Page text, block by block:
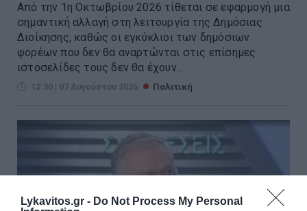
Lykavitos.gr - Do Not Process My Personal
Από την 1η Οκτωβρίου 2026 τίθεται σε εφαρμογή μια
σημαντική αλλαγή στη λειτουργία της Δημόσιας
Διοίκησης, καθώς οι εγκύκλιοι των δημόσιων
φορέων που δεν θα αναρτώνται στις επίσημες
ιστοσελίδες τους δεν θα έχουν...
12:30 | 07 Αυγούστου 2026 Πολιτική